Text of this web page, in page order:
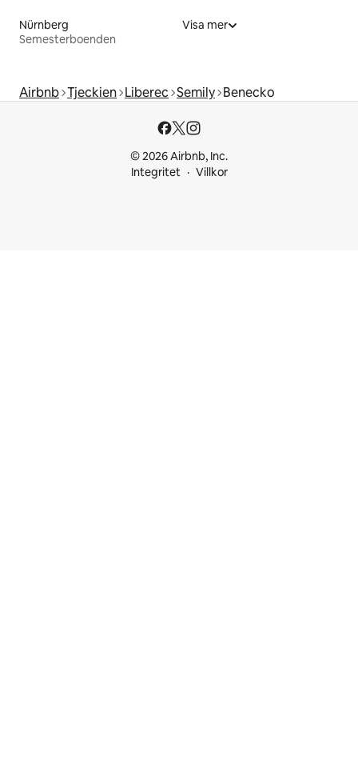
Nürnberg
Semesterboenden
Visa mer
Airbnb Tjeckien Liberec Semily Benecko
© 2026 Airbnb, Inc.
Integritet
Villkor